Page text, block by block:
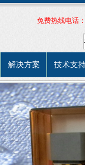
免费热线电话
解决方案 技术支